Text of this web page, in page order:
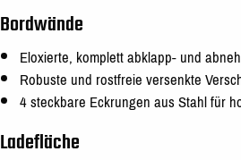
Bordwände
Eloxierte, komplett abklapp- und
Robuste und rostfreie versenkte
4 steckbare Eckrungen aus Stahl für
Ladefläche